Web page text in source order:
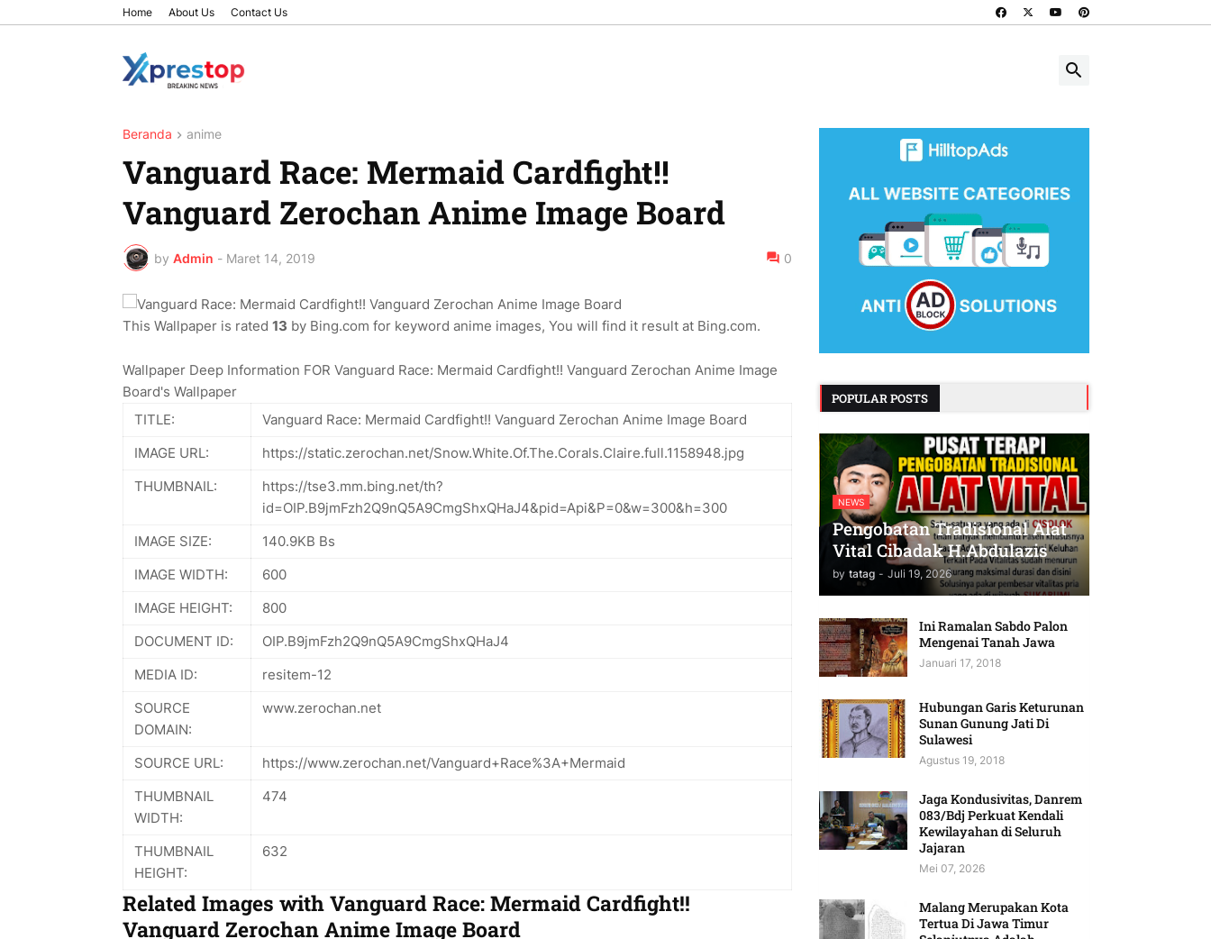
Home About Us Contact Us
Beranda anime
Vanguard Race: Mermaid Cardfight!!
Vanguard Zerochan Anime Image Board
by Admin - Maret 14, 2019 0
This Wallpaper is rated 13 by Bing.com for keyword anime images, You will find it result at Bing.com.
Wallpaper Deep Information FOR Vanguard Race: Mermaid Cardfight!! Vanguard Zerochan Anime Image
Board's Wallpaper
TITLE:
Vanguard Race: Mermaid Cardfight!! Vanguard Zerochan Anime Image Board
IMAGE URL:
https://static.zerochan.net/Snow.White.Of.The.Corals.Claire.full.1158948.jpg
THUMBNAIL:
https://tse3.mm.bing.net/th?
id=OIP.B9jmFzh2Q9nQ5A9CmgShxQHaJ4&pid=Api&P=0&w=300&h=300
IMAGE SIZE:
140.9KB Bs
IMAGE WIDTH:
600
IMAGE HEIGHT:
800
DOCUMENT ID:
OIP.B9jmFzh2Q9nQ5A9CmgShxQHaJ4
MEDIA ID:
resitem-12
SOURCE
DOMAIN:
www.zerochan.net
SOURCE URL:
https://www.zerochan.net/Vanguard+Race%3A+Mermaid
THUMBNAIL
WIDTH:
474
THUMBNAIL
HEIGHT:
632
Related Images with Vanguard Race: Mermaid Cardfight!!
Vanguard Zerochan Anime Image Board
POPULAR POSTS
NEWS
Pengobatan Tradisional Alat
Vital Cibadak H.Abdulazis
by tatag - Juli 19, 2026
Ini Ramalan Sabdo Palon
Mengenai Tanah Jawa
Januari 17, 2018
Hubungan Garis Keturunan
Sunan Gunung Jati Di
Sulawesi
Agustus 19, 2018
Jaga Kondusivitas, Danrem
083/Bdj Perkuat Kendali
Kewilayahan di Seluruh
Jajaran
Mei 07, 2026
Malang Merupakan Kota
Tertua Di Jawa Timur